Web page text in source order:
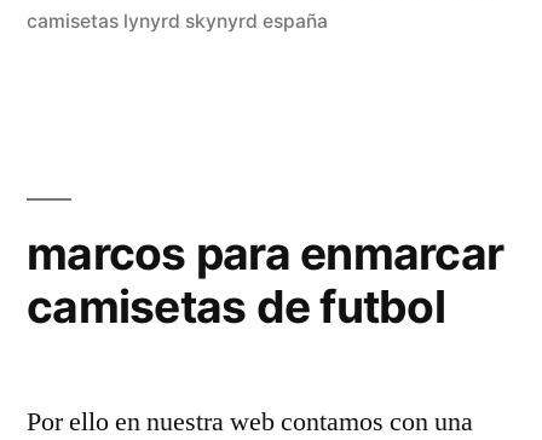
vivo»
camisetas lynyrd skynyrd españa
marcos para enmarcar
camisetas de futbol
Por ello en nuestra web contamos con una